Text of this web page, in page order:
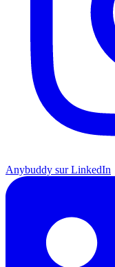
Anybuddy sur LinkedIn